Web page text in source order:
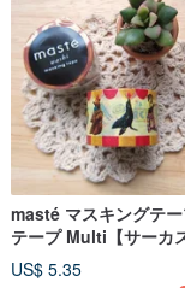
masté マスキングテ
テープ Multi【サーカ
(MST-MKT14-A)】
US$ 5.35